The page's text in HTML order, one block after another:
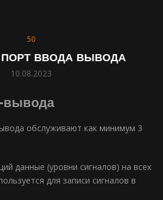
50
ПОРТ ВВОДА ВЫВОДА
10.08.2023
вывода
обслуживают как минимум 3
данные (уровни сигналов) на всех
для записи сигналов в